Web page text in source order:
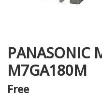
PANASONIC
M7GA180M
Free